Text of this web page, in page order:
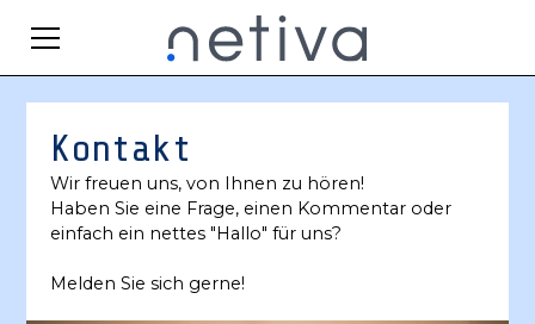
Kontakt
Wir freuen uns, von Ihnen zu hören!
Haben Sie eine Frage, einen Kommentar oder
einfach ein nettes "Hallo" für uns?
Melden Sie sich gerne!